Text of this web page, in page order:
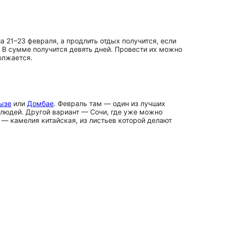
февраля, а продлить отдых получится, если
сумме получится девять дней. Провести их можно
или Домбае. Февраль там — один из лучших
людей. Другой вариант — Сочи, где уже можно
— камелия китайская, из листьев которой делают